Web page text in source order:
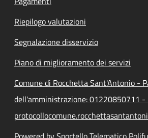
Riepilogo valutazioni
Segnalazione disservizio
Piano di miglioramento dei servizi
Comune di Rocchetta Sant'Antonio -
dell'amministrazione: 01220850711 -